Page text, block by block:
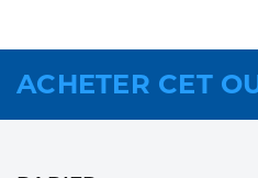
ACHETER CET